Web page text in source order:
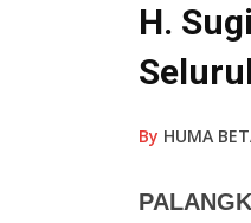
H.
By HUMA